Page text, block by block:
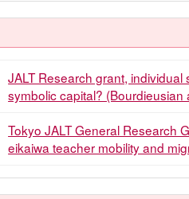
JALT Research grant,
symbolic capital? (Bourdieusian
Tokyo JALT General Research
eikaiwa teacher mobility and